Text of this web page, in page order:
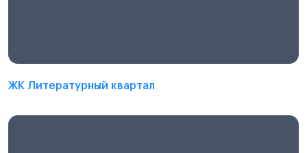
ЖК Литературный квартал